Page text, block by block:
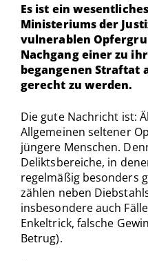
Es ist ein
Ministeriums der
vulnerablen
Nachgang einer zu
begangenen Straftat
gerecht zu werden.
Die gute Nachricht ist:
Allgemeinen seltener
jüngere Menschen.
Deliktsbereiche, in
regelmäßig besonders
zählen neben
insbesondere auch
Enkeltrick, falsche
Betrug).